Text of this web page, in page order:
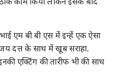
एम बी बी एस में इन्हें एक ऐसा
दत्त के साथ में खूब सराहा.
एक्टिंग की तारीफ भी की साथ